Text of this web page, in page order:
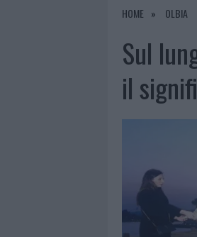
7 AGOSTO 2026
HOME OLBIA
Sul
il